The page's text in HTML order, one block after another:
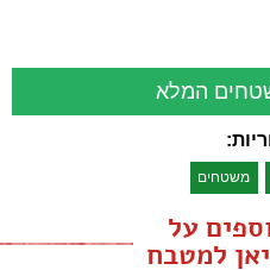
המלא
משטחים
על
למטבח